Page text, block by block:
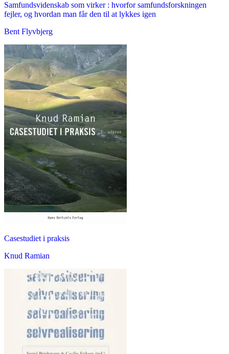
Samfundsvidenskab som virker : hvorfor samfundsforskningen
fejler, og hvordan man får den til at lykkes igen
Bent Flyvbjerg
Casestudiet i praksis
Knud Ramian